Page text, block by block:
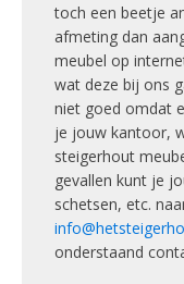
toch een beetje
afmeting dan
meubel op
wat deze bij ons
niet goed omdat
je jouw kantoor,
steigerhout
gevallen kunt je
schetsen, etc.
onderstaand